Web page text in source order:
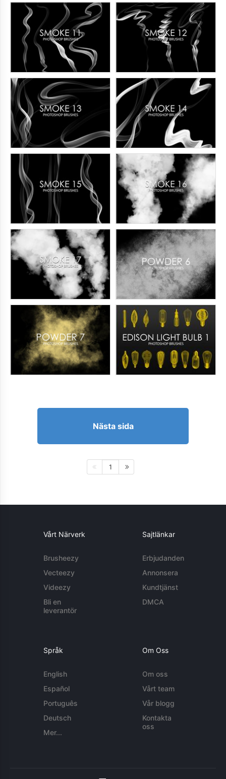
Nästa sida
1
Vårt Närverk
Brusheezy
Vecteezy
Videezy
Bli en
leverantör
Sajtlänkar
Erbjudanden
Annonsera
Kundtjänst
DMCA
Språk
English
Español
Português
Deutsch
Mer...
Om Oss
Om oss
Vårt team
Vår blogg
Kontakta
oss